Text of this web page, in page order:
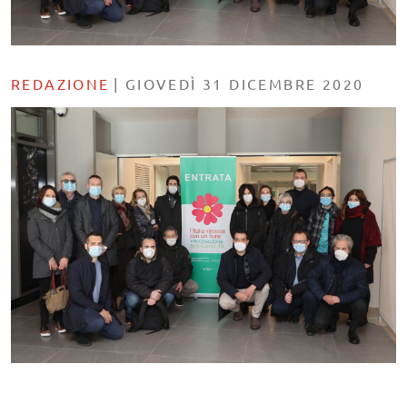
REDAZIONE | GIOVEDÌ 31 DICEMBRE 2020